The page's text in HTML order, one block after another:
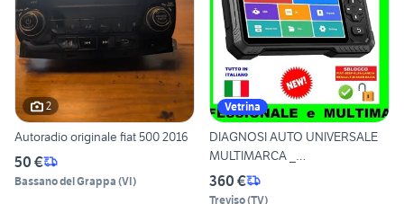
2
Autoradio originale fiat 500 2016
50 €
Bassano del Grappa (VI)
Vetrina
DIAGNOSI AUTO UNIVERSALE
MULTIMARCA _
CONTRASSEGNO
360 €
Treviso(TV)